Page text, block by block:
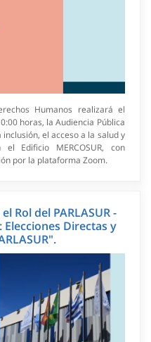
Humanos realizará el
horas, la Audiencia Pública
el acceso a la salud y
Edificio MERCOSUR, con
por la plataforma Zoom.
Rol del PARLASUR -
Elecciones Directas y